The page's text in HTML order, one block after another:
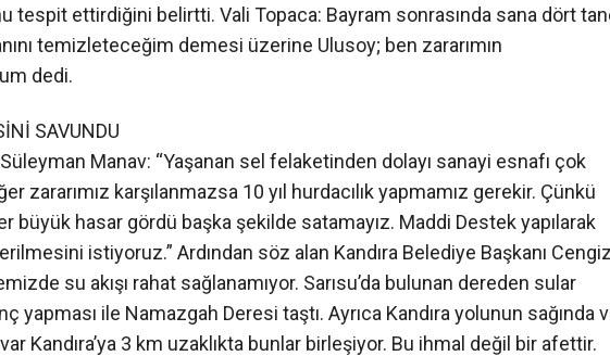
SAVUNDU
Manav: “Yaşanan sel felaketinden dolayı sanayi esnafı çok
zararımız karşılanmazsa 10 yıl hurdacılık yapmamız gerekir. Çünkü
hasar gördü başka şekilde satamayız. Maddi Destek yapılarak
istiyoruz.” Ardından söz alan Kandıra Belediye Başkanı Cengiz
su akışı rahat sağlanamıyor. Sarısu’da bulunan dereden sular
yapması ile Namazgah Deresi taştı. Ayrıca Kandıra yolunun sağında ve
Kandıra’ya 3 km uzaklıkta bunlar birleşiyor. Bu ihmal değil bir afettir.
olarak o gece iki kişinin hayatını kurtardık. Namazgah Deresi altı yedi
noktası olduğundan su basmasına neden oldu. Dere yatakları daha
daha önce biz geçen yıl temizlettik” şeklinde kendisini savundu.